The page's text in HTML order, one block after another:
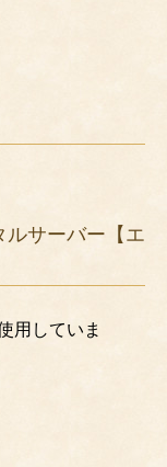
サーバー【エ
用していま